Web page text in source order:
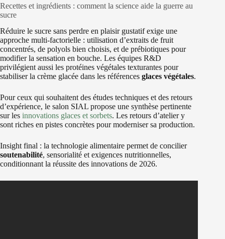
Recettes et ingrédients : comment la science aide la guerre au
sucre
Réduire le sucre sans perdre en plaisir gustatif exige une
approche multi-factorielle : utilisation d’extraits de fruit
concentrés, de polyols bien choisis, et de prébiotiques pour
modifier la sensation en bouche. Les équipes R&D
privilégient aussi les protéines végétales texturantes pour
stabiliser la crème glacée dans les références glaces végétales.
Pour ceux qui souhaitent des études techniques et des retours
d’expérience, le salon SIAL propose une synthèse pertinente
sur les innovations glaces et sorbets. Les retours d’atelier y
sont riches en pistes concrètes pour moderniser sa production.
Insight final : la technologie alimentaire permet de concilier
soutenabilité, sensorialité et exigences nutritionnelles,
conditionnant la réussite des innovations de 2026.